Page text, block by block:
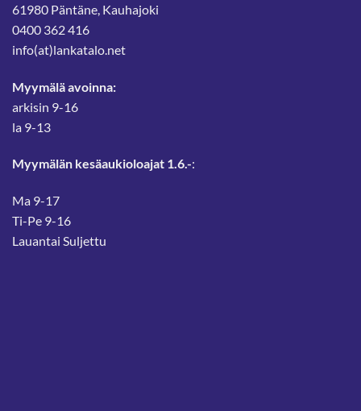
61980 Päntäne, Kauhajoki
0400 362 416
info(at)lankatalo.net
Myymälä avoinna:
arkisin 9-16
la 9-13
Myymälän kesäaukioloajat 1.6.-:
Ma 9-17
Ti-Pe 9-16
Lauantai Suljettu